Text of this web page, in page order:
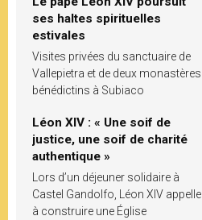
ses haltes spirituelles
estivales
Visites privées du sanctuaire de
Vallepietra et de deux monastères
bénédictins à Subiaco
Léon XIV : « Une soif de
justice, une soif de charité
authentique »
Lors d’un déjeuner solidaire à
Castel Gandolfo, Léon XIV appelle
à construire une Église